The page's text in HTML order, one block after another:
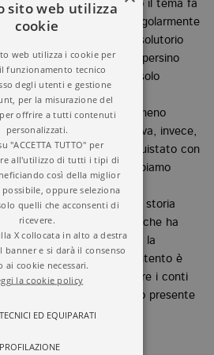
stenta a decollare; quando il tema fa
discorso pubblico viene regolarmente
l’eterno mito autoassolutorio
i colonizzatori «buoni», persino
che in Africa hanno solo
ha bene indagato il fenomeno
di consapevolezza collettiva, invece,
nazioni che abbiamo conquistato con
atroci violenze che abbiamo
di decenni.
Filippi ripercorre la nostra storia
anche sulle conseguenze che ha
della nazione attraverso la
e la cultura popolare. L’intento è
nei suoi libri precedenti: fare i conti
meglio il nostro presente
sito web utilizza
cookie
web utilizza i cookie per
funzionamento tecnico
degli utenti e gestione
per la misurazione del
offrire a tutti contenuti
personalizzati.
"ACCETTA TUTTO" per
all'utilizzo di tutti i tipi di
così della miglior
possibile, oppure seleziona
quelli che acconsenti di
ricevere.
X collocata in alto a destra
banner e si darà il consenso
ai cookie necessari.
la cookie policy
TECNICI ED EQUIPARATI
PROFILAZIONE